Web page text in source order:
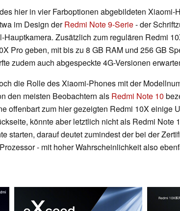
hier in vier Farboptionen abgebildeten Xiaomi-
im Design derRedmi Note 9-Serie- der
Hauptkamera. Zusätzlich zum regulären Redmi
Pro geben, mit bis zu 8 GB RAM und 256 GB
zudem auch abgespeckte 4G-Versionen
die Rolle des Xiaomi-Phones mit der
den meisten Beobachtern als Redmi Note 10
offenbart zum hier gezeigten Redmi 10X einige
könnte aber letztlich nicht als Redmi Note
starten, darauf deutet zumindest der bei der
- mit hoher Wahrscheinlichkeit also